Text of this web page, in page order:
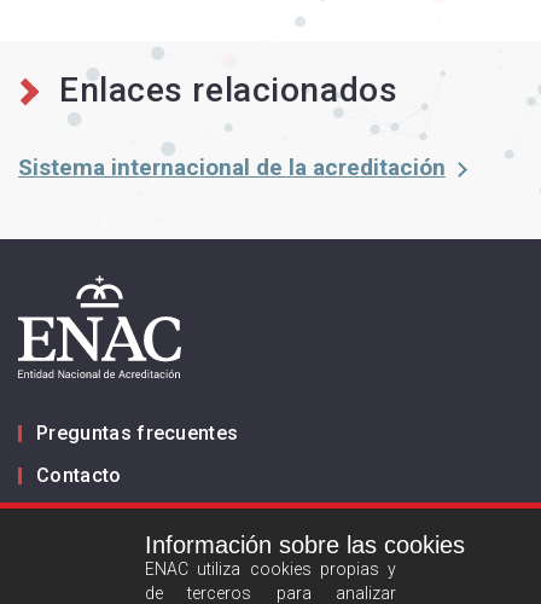
Enlaces relacionados
Sistema internacional de la acreditación
Preguntas frecuentes
Contacto
Información sobre las cookies
ENAC utiliza cookies propias y
de terceros para analizar